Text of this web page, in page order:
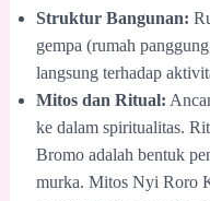
Struktur Bangunan:
gempa (rumah
langsung terhadap
Mitos dan Ritual:
ke dalam spiritualitas.
Bromo adalah bentuk
murka. Mitos Nyi Roro